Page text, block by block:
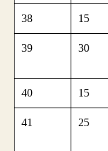
38 15
39 30
40 15
41 25